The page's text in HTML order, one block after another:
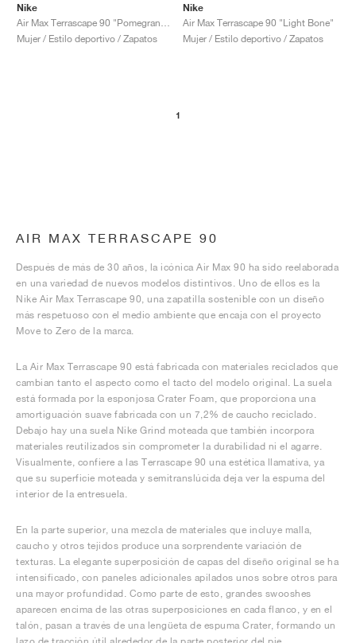
Nike
Mujer / Estilo deportivo / Zapatos
Nike
Air Max Terrascape 90 "Light Bone"
Mujer / Estilo deportivo / Zapatos
1
AIR MAX TERRASCAPE 90
Después de más de 30 años, la icónica Air Max 90 ha sido reelaborada
en una variedad de nuevos modelos distintivos. Uno de ellos es la
Nike Air Max Terrascape 90, una zapatilla sostenible con un diseño
más respetuoso con el medio ambiente que encaja con el proyecto
Move to Zero de la marca.
La Air Max Terrascape 90 está fabricada con materiales reciclados que
cambian tanto el aspecto como el tacto del modelo original. La suela
está formada por la esponjosa Crater Foam, que proporciona una
amortiguación suave fabricada con un 7,2% de caucho reciclado.
Debajo hay una suela Nike Grind moteada que también incorpora
materiales reutilizados sin comprometer la durabilidad ni el agarre.
Visualmente, confiere a las Terrascape 90 una estética llamativa, ya
que su superficie moteada y semitranslúcida deja ver la espuma del
interior de la entresuela.
En la parte superior, una mezcla de materiales que incluye malla,
caucho y otros tejidos produce una sorprendente variación de
texturas. La elegante superposición de capas del diseño original se ha
intensificado, con paneles adicionales apilados unos sobre otros para
una mayor profundidad. Como parte de esto, grandes swooshes
aparecen encima de las otras superposiciones en cada flanco, y en el
talón, pasan a través de una lengüeta de espuma Crater, formando un